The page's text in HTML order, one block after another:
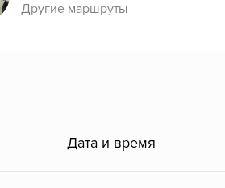
Другие маршруты
Дата и время